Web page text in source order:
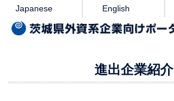
本文へ
Japanese English
進出企業紹介